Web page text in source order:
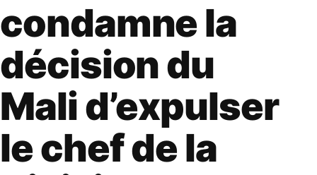
condamne la
décision du
Mali d’expulser
le chef de la